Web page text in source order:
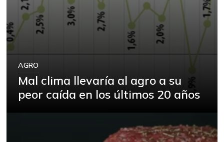
AGRO
Mal clima llevaría al agro a su
peor caída en los últimos 20 años